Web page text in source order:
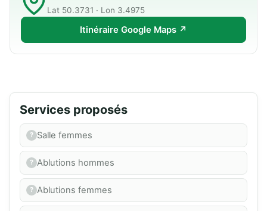
Lat 50.3731 · Lon 3.4975
Itinéraire Google Maps ↗
Services proposés
Salle femmes
Ablutions hommes
Ablutions femmes